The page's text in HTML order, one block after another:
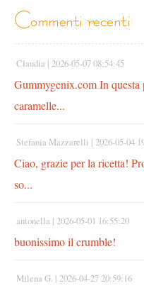
commenti recenti
Claudia | 2026-05-07 08:54:45
Gummygenix.com In
caramelle...
Stefania Mazzarelli | 2026-05-04
Ciao, grazie per la ricetta!
so...
antonella | 2026-05-01 16:55:20
buonissimo il crumble!
Milena G. | 2026-04-27 20:59:16